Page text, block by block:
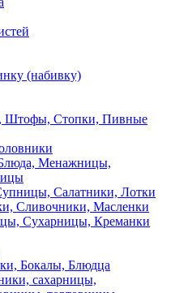
(набивку)
Штофы, Стопки, Пивные
Менажницы,
Салатники, Лотки
Сливочники, Масленки
Сухарницы, Креманки
Бокалы, Блюдца
сахарницы,